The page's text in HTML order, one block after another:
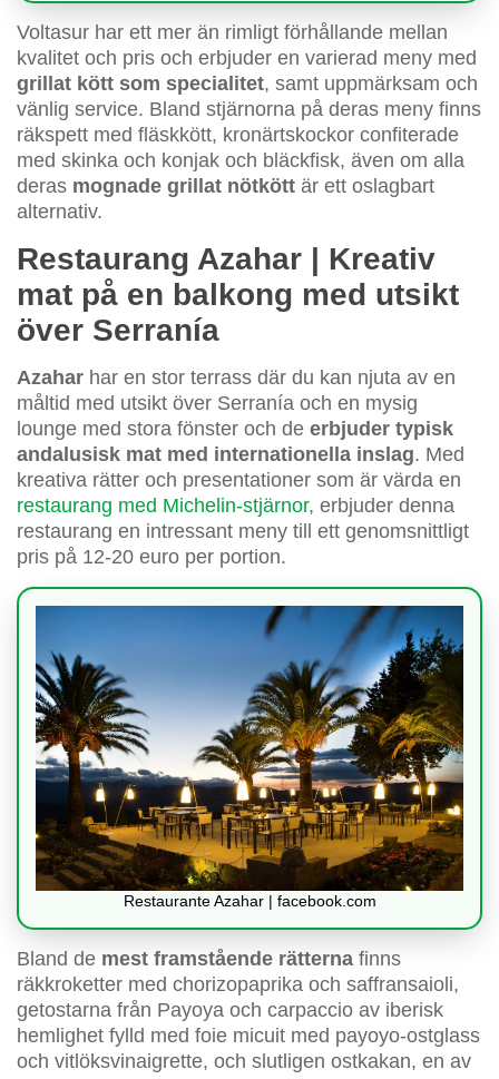
Voltasur har ett mer än rimligt förhållande mellan
kvalitet och pris och erbjuder en varierad meny med
grillat kött som specialitet, samt uppmärksam och
vänlig service. Bland stjärnorna på deras meny finns
räkspett med fläskkött, kronärtskockor confiterade
med skinka och konjak och bläckfisk, även om alla
deras mognade grillat nötkött är ett oslagbart
alternativ.
Restaurang Azahar | Kreativ
mat på en balkong med utsikt
över Serranía
Azahar har en stor terrass där du kan njuta av en
måltid med utsikt över Serranía och en mysig
lounge med stora fönster och de erbjuder typisk
andalusisk mat med internationella inslag. Med
kreativa rätter och presentationer som är värda en
restaurang med Michelin-stjärnor, erbjuder denna
restaurang en intressant meny till ett genomsnittligt
pris på 12-20 euro per portion.
Restaurante Azahar | facebook.com
Bland de mest framstående rätterna finns
räkkroketter med chorizopaprika och saffransaioli,
getostarna från Payoya och carpaccio av iberisk
hemlighet fylld med foie micuit med payoyo-ostglass
och vitlöksvinaigrette, och slutligen ostkakan, en av